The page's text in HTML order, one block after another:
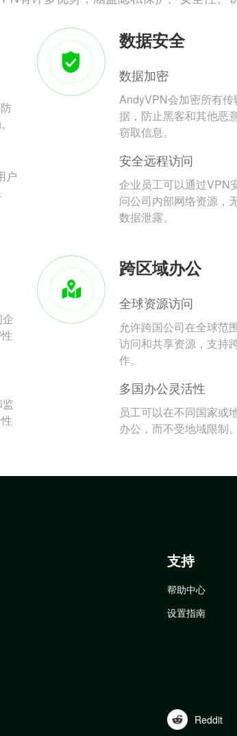
户
数据安全
数据加密
AndyVPN会加密所有传
据，防止黑客和其他恶
窃取信息。
安全远程访问
企业员工可以通过VPN
问公司内部网络资源，
数据泄露。
跨区域办公
全球资源访问
允许跨国公司在全球范
访问和共享资源，支持
作。
多国办公灵活性
员工可以在不同国家或
办公，而不受地域限制。
支持
帮助中心
设置指南
Reddit